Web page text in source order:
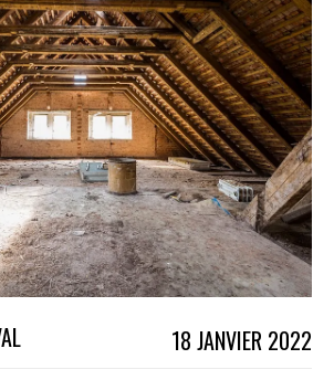
18 JANVIER 2022